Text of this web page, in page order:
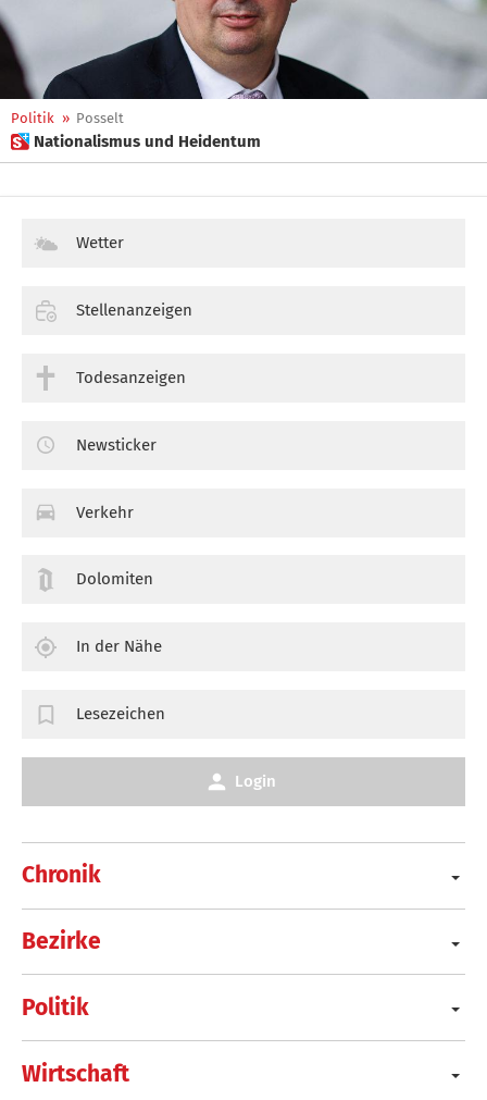
Politik » Posselt
 Nationalismus und Heidentum
Chronik
Bezirke
Politik
Wirtschaft
Wetter
Stellenanzeigen
Todesanzeigen
Newsticker
Verkehr
Dolomiten
In der Nähe
Lesezeichen
Login